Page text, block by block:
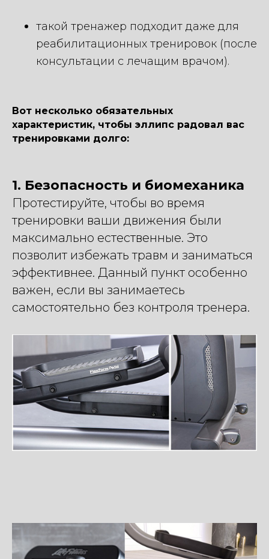
такой тренажер подходит даже для
реабилитационных тренировок (после
консультации с лечащим врачом).
Вот несколько обязательных
характеристик, чтобы эллипс радовал вас
тренировками долго:
1. Безопасность и биомеханика
Протестируйте, чтобы во время
тренировки ваши движения были
максимально естественные. Это
позволит избежать травм и заниматься
эффективнее. Данный пункт особенно
важен, если вы занимаетесь
самостоятельно без контроля тренера.